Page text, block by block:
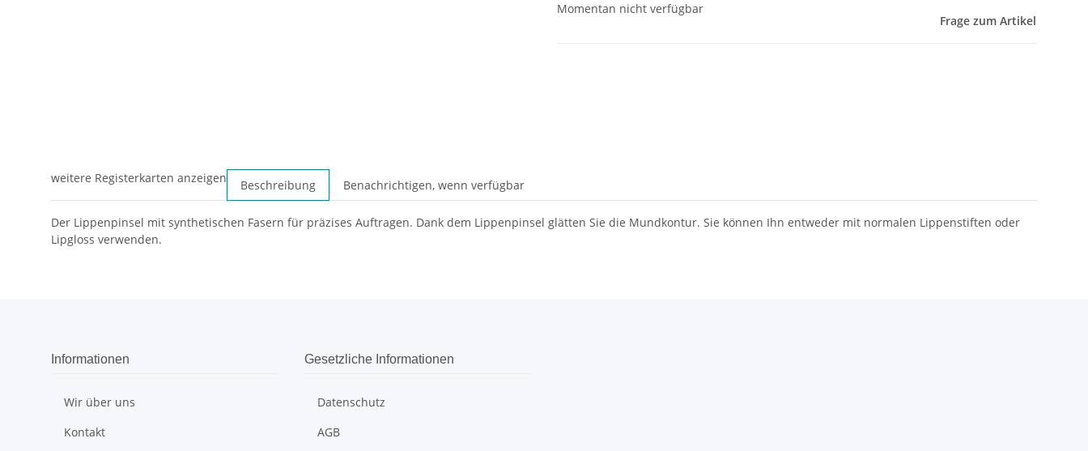
Momentan nicht verfügbar
Frage zum Artikel
weitere Registerkarten anzeigen Beschreibung Benachrichtigen, wenn verfügbar
Der Lippenpinsel mit synthetischen Fasern für präzises Auftragen. Dank dem Lippenpinsel glätten Sie die Mundkontur. Sie können Ihn entweder mit normalen Lippenstiften oder
Lipgloss verwenden.
Informationen
Wir über uns
Kontakt
Gesetzliche Informationen
Datenschutz
AGB